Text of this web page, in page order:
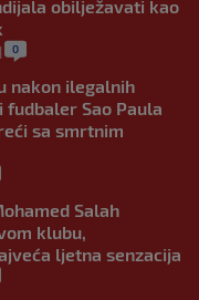
obilježavati kao
| 0
nakon ilegalnih
Sao Paula
sa smrtnim
Salah
klubu,
ljetna senzacija